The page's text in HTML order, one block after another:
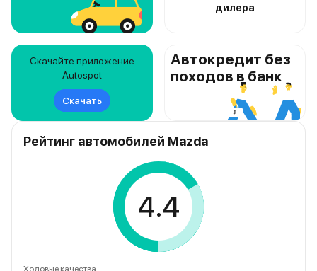
дилера
Скачайте приложение
Autospot
Скачать
Автокредит без
походов в банк
Рейтинг автомобилей Mazda
4.4
Ходовые качества